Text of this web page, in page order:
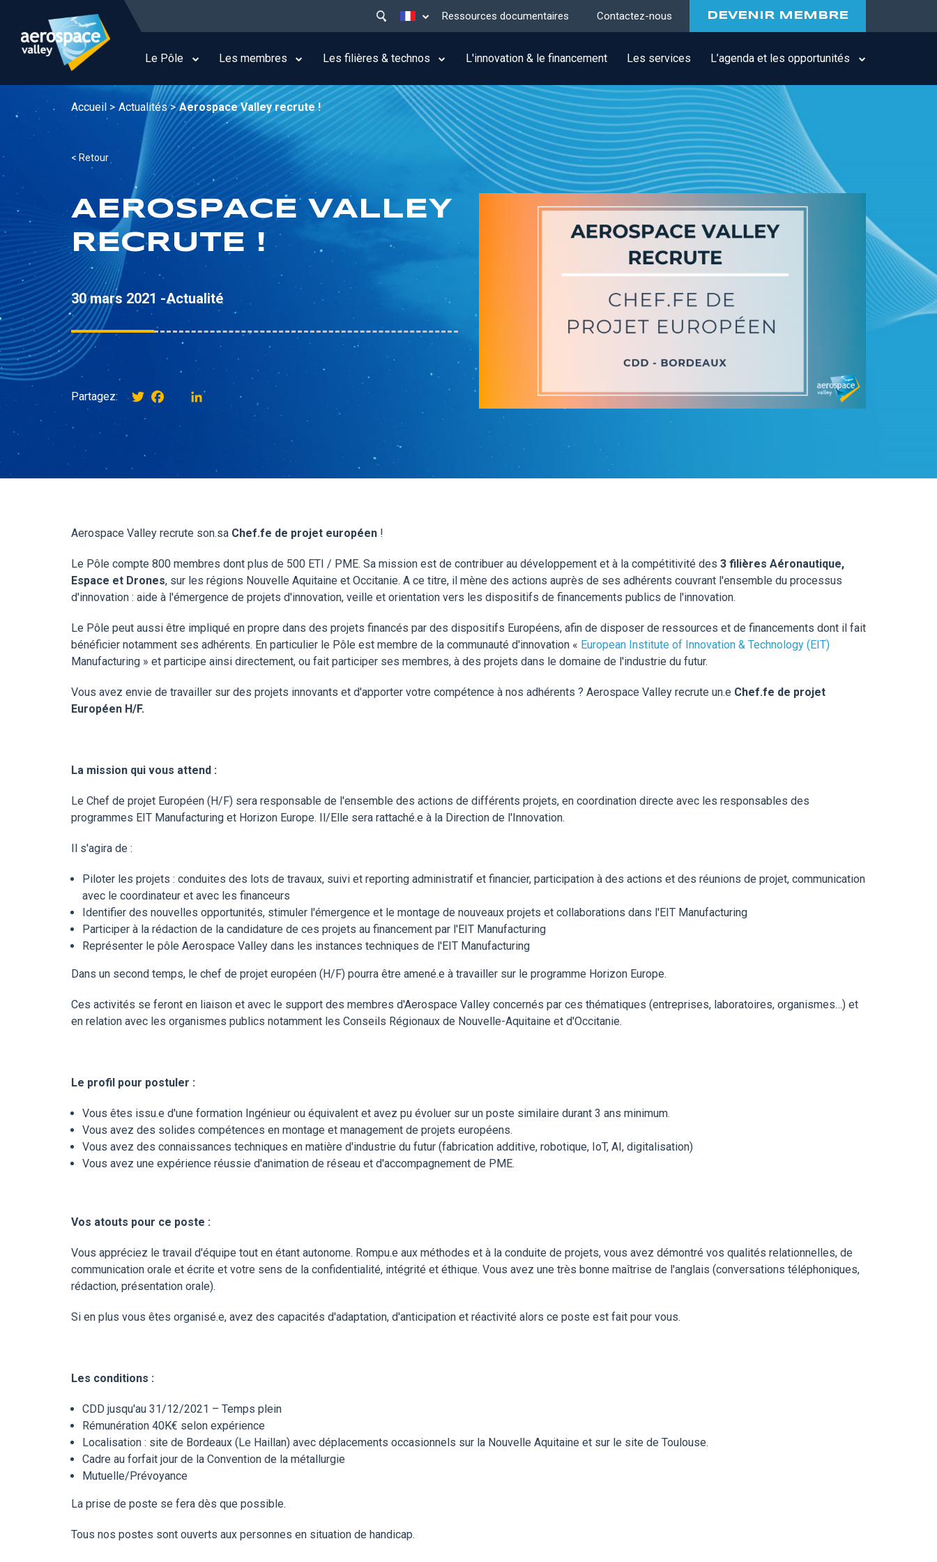
contenu
principal
Lister les actions supplémentaires
menu
top
Ressources documentaires Contactez-nous DEVENIR MEMBRE
navigation
Le Pôle Les membres Les filières & technos L'innovation & le financement Les services L’agenda et les opportunités
Accueil > Actualités > Aerospace Valley recrute !
< Retour
AEROSPACE VALLEY
RECRUTE !
30 mars 2021 -Actualité
Partagez: TwitterFacebookinstagram
LinkedIn
Aerospace Valley recrute son.sa Chef.fe de projet européen !
Le Pôle compte 800 membres dont plus de 500 ETI / PME. Sa mission est de contribuer au développement et à la compétitivité des 3 filières Aéronautique,
Espace et Drones, sur les régions Nouvelle Aquitaine et Occitanie. A ce titre, il mène des actions auprès de ses adhérents couvrant l'ensemble du processus
d'innovation : aide à l'émergence de projets d'innovation, veille et orientation vers les dispositifs de financements publics de l'innovation.
Le Pôle peut aussi être impliqué en propre dans des projets financés par des dispositifs Européens, afin de disposer de ressources et de financements dont il fait
bénéficier notamment ses adhérents. En particulier le Pôle est membre de la communauté d'innovation « European Institute of Innovation & Technology (EIT)
Manufacturing » et participe ainsi directement, ou fait participer ses membres, à des projets dans le domaine de l'industrie du futur.
Vous avez envie de travailler sur des projets innovants et d'apporter votre compétence à nos adhérents ? Aerospace Valley recrute un.e Chef.fe de projet
Européen H/F.
La mission qui vous attend :
Le Chef de projet Européen (H/F) sera responsable de l'ensemble des actions de différents projets, en coordination directe avec les responsables des
programmes EIT Manufacturing et Horizon Europe. Il/Elle sera rattaché.e à la Direction de l'Innovation.
Il s'agira de :
Piloter les projets : conduites des lots de travaux, suivi et reporting administratif et financier, participation à des actions et des réunions de projet, communication
avec le coordinateur et avec les financeurs
Identifier des nouvelles opportunités, stimuler l'émergence et le montage de nouveaux projets et collaborations dans l'EIT Manufacturing
Participer à la rédaction de la candidature de ces projets au financement par l'EIT Manufacturing
Représenter le pôle Aerospace Valley dans les instances techniques de l'EIT Manufacturing
Dans un second temps, le chef de projet européen (H/F) pourra être amené.e à travailler sur le programme Horizon Europe.
Ces activités se feront en liaison et avec le support des membres d'Aerospace Valley concernés par ces thématiques (entreprises, laboratoires, organismes…) et
en relation avec les organismes publics notamment les Conseils Régionaux de Nouvelle-Aquitaine et d'Occitanie.
Le profil pour postuler :
Vous êtes issu.e d'une formation Ingénieur ou équivalent et avez pu évoluer sur un poste similaire durant 3 ans minimum.
Vous avez des solides compétences en montage et management de projets européens.
Vous avez des connaissances techniques en matière d'industrie du futur (fabrication additive, robotique, IoT, AI, digitalisation)
Vous avez une expérience réussie d'animation de réseau et d'accompagnement de PME.
Vos atouts pour ce poste :
Vous appréciez le travail d'équipe tout en étant autonome. Rompu.e aux méthodes et à la conduite de projets, vous avez démontré vos qualités relationnelles, de
communication orale et écrite et votre sens de la confidentialité, intégrité et éthique. Vous avez une très bonne maîtrise de l'anglais (conversations téléphoniques,
rédaction, présentation orale).
Si en plus vous êtes organisé.e, avez des capacités d'adaptation, d'anticipation et réactivité alors ce poste est fait pour vous.
Les conditions :
CDD jusqu'au 31/12/2021 – Temps plein
Rémunération 40K€ selon expérience
Localisation : site de Bordeaux (Le Haillan) avec déplacements occasionnels sur la Nouvelle Aquitaine et sur le site de Toulouse.
Cadre au forfait jour de la Convention de la métallurgie
Mutuelle/Prévoyance
La prise de poste se fera dès que possible.
Tous nos postes sont ouverts aux personnes en situation de handicap.